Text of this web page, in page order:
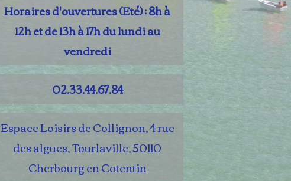
Horaires d'ouvertures (Eté) : 8h à
12h et de 13h à 17h du lundi au
vendredi
02.33.44.67.84
Espace Loisirs de Collignon, 4 rue
des algues, Tourlaville, 50110
Cherbourg en Cotentin